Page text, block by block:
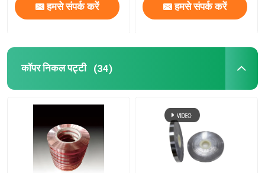
हमसे संपर्क करें हमसे संपर्क करें
कॉपर निकल पट्टी (34)